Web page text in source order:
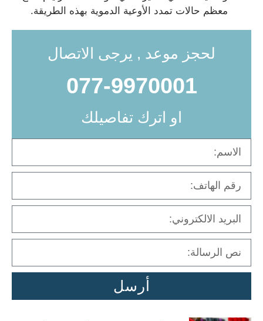
معظم حالات تمدد الأوعية الدموية بهذه الطريقة.
لحجز موعد , يرجى الاتصال
077-9970001
او اترك تفاصيلك
أرسل